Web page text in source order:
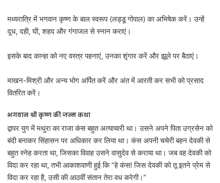
मध्यरात्रि में भगवान कृष्ण के बाल स्वरूप (लड्डू गोपाल) का अभिषेक करें। उन्हें
दूध, दही, घी, शहद और गंगाजल से स्नान कराएं।
इसके बाद कान्हा को नए वस्त्र पहनाएं, उनका शृंगार करें और झूले पर बैठाएं।
माखन-मिश्री और अन्य भोग अर्पित करें और अंत में आरती कर सभी को प्रसाद
वितरित करें।
भगवान श्री कृष्ण की जन्म कथा
द्वापर युग में मथुरा का राजा कंस बहुत अत्याचारी था। उसने अपने पिता उग्रसेन को
बंदी बनाकर सिंहासन पर अधिकार कर लिया था। कंस अपनी चचेरी बहन देवकी से
बहुत स्नेह करता था, जिसका विवाह उसने वासुदेव से कराया था। जब वह देवकी को
विदा कर रहा था, तभी आकाशवाणी हुई कि “हे कंस! जिस देवकी को तू इतने प्रेम से
विदा कर रहा है, उसी की आठवीं संतान तेरा वध करेगी।”